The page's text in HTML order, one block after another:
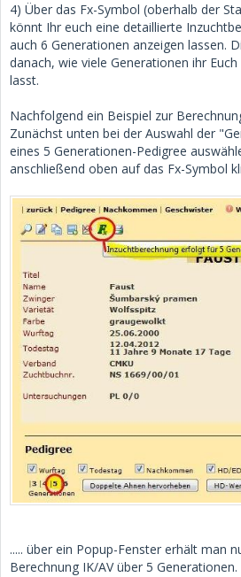
4) Über das Fx-Symbol (oberhalb der
könnt Ihr euch eine detaillierte
auch 6 Generationen anzeigen lassen.
danach, wie viele Generationen ihr
lasst.
Nachfolgend ein Beispiel zur
Zunächst unten bei der Auswahl der
eines 5 Generationen-Pedigree
anschließend oben auf das Fx-Symbol
..... über ein Popup-Fenster erhält man
Berechnung IK/AV über 5 Generationen.